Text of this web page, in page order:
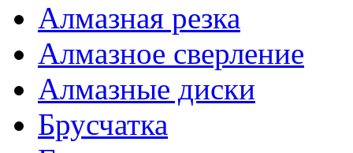
Алмазная резка
Алмазное сверление
Алмазные диски
Брусчатка